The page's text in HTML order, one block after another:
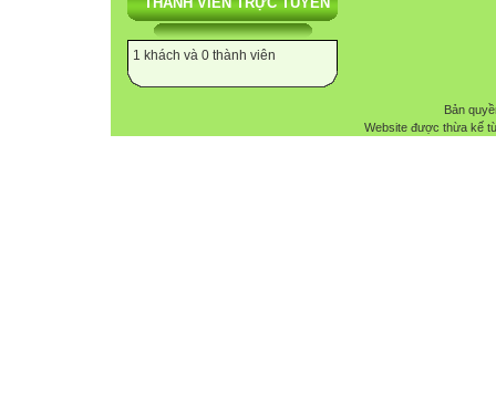
1 khách và 0 thành viên
Bản
Website được thừa kế